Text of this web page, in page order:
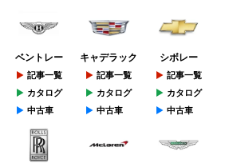
ベントレー
記事一覧
カタログ
中古車
キャデラック
記事一覧
カタログ
中古車
シボレー
記事一覧
カタログ
中古車